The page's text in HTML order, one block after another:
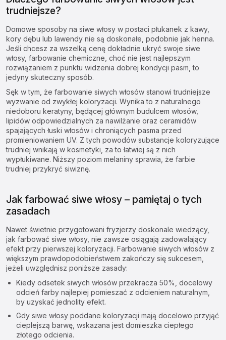
trudniejsze?
Domowe sposoby na siwe włosy w postaci płukanek z kawy,
kory dębu lub lawendy nie są doskonałe, podobnie jak henna.
Jeśli chcesz za wszelką cenę dokładnie ukryć swoje siwe
włosy, farbowanie chemiczne, choć nie jest najlepszym
rozwiązaniem z punktu widzenia dobrej kondycji pasm, to
jedyny skuteczny sposób.
Sęk w tym, że farbowanie siwych włosów stanowi trudniejsze
wyzwanie od zwykłej koloryzacji. Wynika to z naturalnego
niedoboru keratyny, będącej głównym budulcem włosów,
lipidów odpowiedzialnych za nawilżanie oraz ceramidów
spajających łuski włosów i chroniących pasma przed
promieniowaniem UV. Z tych powodów substancje koloryzujące
trudniej wnikają w kosmetyki, za to łatwiej są z nich
wypłukiwane. Niższy poziom melaniny sprawia, że farbie
trudniej przykryć siwiznę.
Jak farbować siwe włosy – pamiętaj o tych
zasadach
Nawet świetnie przygotowani fryzjerzy doskonale wiedzący,
jak farbować siwe włosy, nie zawsze osiągają zadowalający
efekt przy pierwszej koloryzacji. Farbowanie siwych włosów z
większym prawdopodobieństwem zakończy się sukcesem,
jeżeli uwzględnisz poniższe zasady:
Kiedy odsetek siwych włosów przekracza 50%, docelowy
odcień farby najlepiej pomieszać z odcieniem naturalnym,
by uzyskać jednolity efekt.
Gdy siwe włosy poddane koloryzacji mają docelowo przyjąć
cieplejszą barwę, wskazana jest domieszka ciepłego
złotego odcienia.